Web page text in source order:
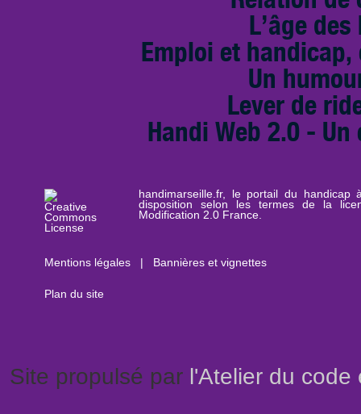
L’âge
Emploi et
Un
Lever de
Handi Web 2.0 -
handimarseille.fr, le portail du handicap
disposition selon les termes de la
Modification 2.0 France.
Mentions légales Bannières et vignettes
Plan du site
Site propulsé par l'Atelier du